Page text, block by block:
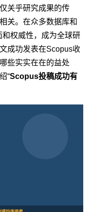
关乎研究成果的传
关。在众多数据库和
权威性，成为全球研
成功发表在Scopus收
些实实在在的益处
“Scopus投稿成功有